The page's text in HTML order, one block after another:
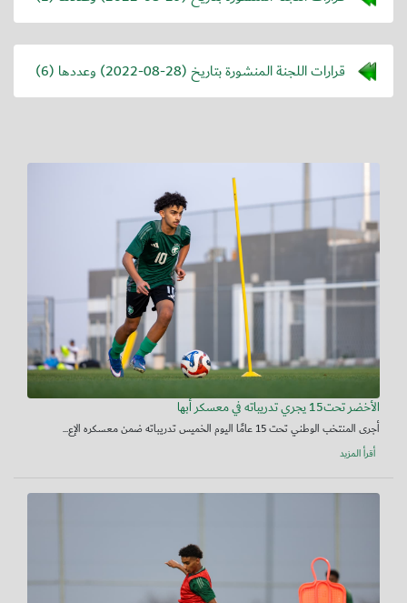
قرارات اللجنة المنشورة بتاريخ (2022-08-28) وعددها (6)
الأخضر تحت15 يجري تدريباته في معسكر أبها
أجرى المنتخب الوطني تحت 15 عامًا اليوم الخميس تدريباته ضمن معسكره الإع...
أقرأ المزيد